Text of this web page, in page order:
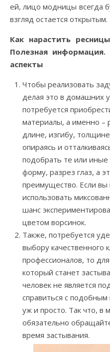
ей, лицо модницы всегда
взгляд остается открытым.
Как нарастить
Полезная
аспекты
Чтобы реализовать
делая это в домашних
потребуется
материалы, а именно –
длине, изгибу,
опираясь и
подобрать те или
форму, разрез глаз, а
преимущество. Если вы
использовать
шанс
цветом ворсинок.
Также, потребуется
выбору качественного
профессионалов, то
который станет
человек не является
справиться с
уж и просто. Так что, в
обязательно
время застывания.